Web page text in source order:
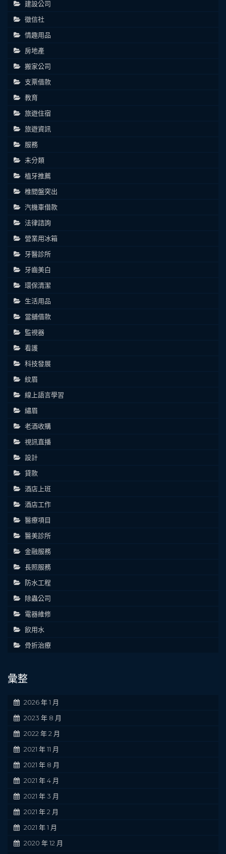
建設公司
徵信社
情趣用品
房地產
搬家公司
支票借款
教育
旅遊住宿
旅遊資訊
服務
未分類
植牙推薦
椎間盤突出
汽機車借款
法律諮詢
營業用冰箱
牙醫診所
牙齒美白
環保清潔
生活用品
當舖借款
監視器
看護
科技發展
紋眉
線上語言學習
繡眉
老酒收購
視訊直播
設計
貸款
酒店上班
酒店工作
醫療項目
醫美診所
金融服務
長照服務
防水工程
除蟲公司
電器維修
飲用水
骨折治療
彙整
2026 年 1 月
2023 年 8 月
2022 年 2 月
2021 年 11 月
2021 年 8 月
2021 年 4 月
2021 年 3 月
2021 年 2 月
2021 年 1 月
2020 年 12 月